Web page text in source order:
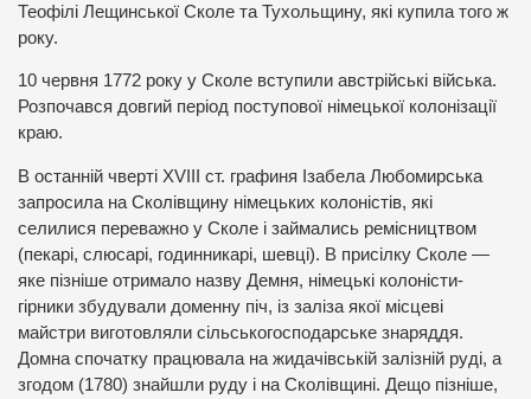
Теофілі Лещинської Сколе та Тухольщину, які купила того ж
року.
10 червня 1772 року у Сколе вступили австрійські війська.
Розпочався довгий період поступової німецької колонізації
краю.
В останній чверті XVIII ст. графиня Ізабела Любомирська
запросила на Сколівщину німецьких колоністів, які
селилися переважно у Сколе і займались ремісництвом
(пекарі, слюсарі, годинникарі, шевці). В присілку Сколе —
яке пізніше отримало назву Демня, німецькі колоністи-
гірники збудували доменну піч, із заліза якої місцеві
майстри виготовляли сільськогосподарське знаряддя.
Домна спочатку працювала на жидачівській залізній руді, а
згодом (1780) знайшли руду і на Сколівщині. Дещо пізніше,